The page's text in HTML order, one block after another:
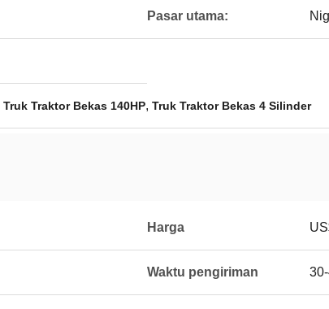
Pasar utama:
Truk Traktor Bekas 140HP, Truk Traktor Bekas 4 Silinder
Harga
Waktu pengiriman